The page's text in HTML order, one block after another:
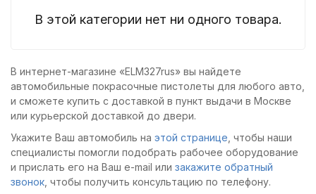
В этой категории нет ни одного товара.
В интернет-магазине «ELM327rus» вы найдете
автомобильные покрасочные пистолеты для любого авто,
и сможете купить с доставкой в пункт выдачи в Москве
или курьерской доставкой до двери.
Укажите Ваш автомобиль на этой странице , чтобы наши
специалисты помогли подобрать рабочее оборудование
и прислать его на Ваш e-mail или закажите обратный
звонок , чтобы получить консультацию по телефону.